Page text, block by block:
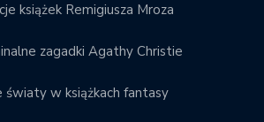
książek Remigiusza Mroza
zagadki Agathy Christie
światy w książkach fantasy